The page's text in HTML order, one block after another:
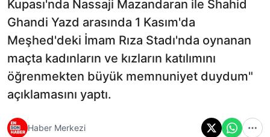
Kupası'nda Nassaji Mazandaran ile Shahid
Ghandi Yazd arasında 1 Kasım'da
Meşhed'deki İmam Rıza Stadı'nda oynanan
maçta kadınların ve kızların katılımını
öğrenmekten büyük memnuniyet duydum"
açıklamasını yaptı.
Haber Merkezi